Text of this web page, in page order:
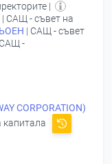
|
| САЩ - съвет на
| САЩ - съвет
-
СORPORATION)
капитала